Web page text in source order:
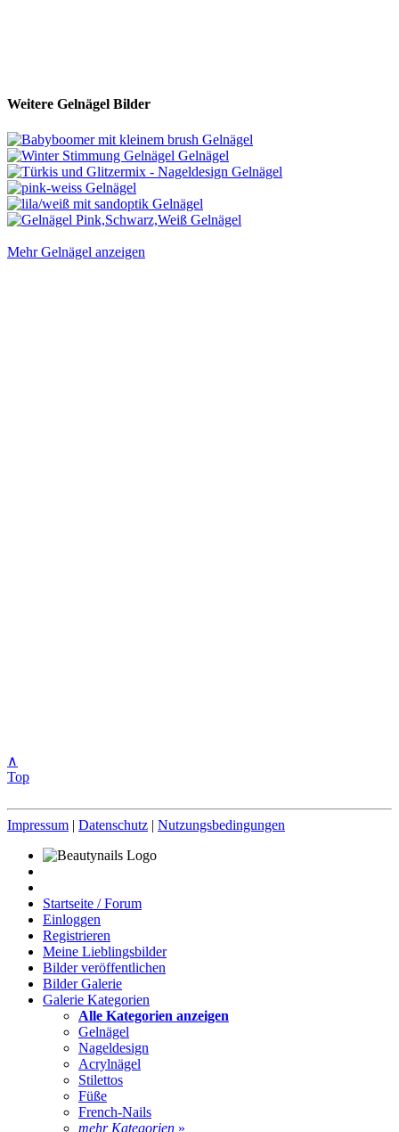
Weitere Gelnägel Bilder
Mehr Gelnägel anzeigen
∧
Top
Impressum | Datenschutz | Nutzungsbedingungen
Startseite / Forum
Einloggen
Registrieren
Meine Lieblingsbilder
Bilder veröffentlichen
Bilder Galerie
Galerie Kategorien
Alle Kategorien anzeigen
Gelnägel
Nageldesign
Acrylnägel
Stilettos
Füße
French-Nails
mehr Kategorien »